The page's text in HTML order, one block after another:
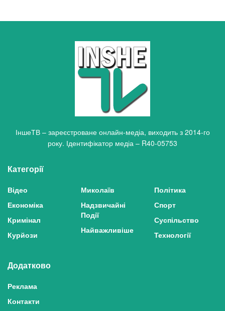
ІншеТВ – зареєстроване онлайн-медіа, виходить з 2014-го
року. Ідентифікатор медіа – R40-05753
Категорії
Відео
Економіка
Кримінал
Курйози
Миколаїв
Надзвичайні
Події
Найважливіше
Політика
Спорт
Суспільство
Технології
Додатково
Реклама
Контакти